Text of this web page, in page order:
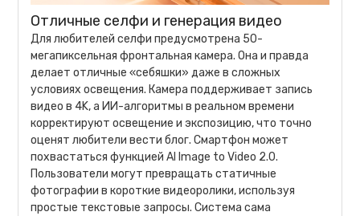
Отличные селфи и генерация видео
Для любителей селфи предусмотрена 50-
мегапиксельная фронтальная камера. Она и правда
делает отличные «себяшки» даже в сложных
условиях освещения. Камера поддерживает запись
видео в 4K, а ИИ-алгоритмы в реальном времени
корректируют освещение и экспозицию, что точно
оценят любители вести блог. Смартфон может
похвастаться функцией AI Image to Video 2.0.
Пользователи могут превращать статичные
фотографии в короткие видеоролики, используя
простые текстовые запросы. Система сама